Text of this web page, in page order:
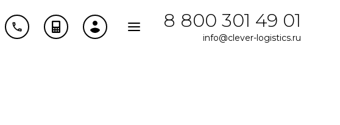
8 800 301 49 01
info@clever-logistics.ru